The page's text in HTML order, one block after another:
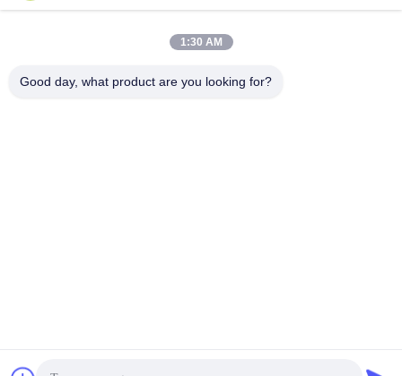
Τηλ.
Πνευματικά δικαιώματα © 2019-2026 SHANGHAI FAMOUS TRADE
1:30 AM
Good day, what product are you looking for?